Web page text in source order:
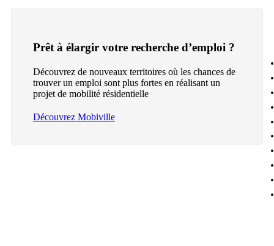
Prêt à élargir votre recherche d’emploi ?
Découvrez de nouveaux territoires où les chances de
trouver un emploi sont plus fortes en réalisant un
projet de mobilité résidentielle
Découvrez Mobiville